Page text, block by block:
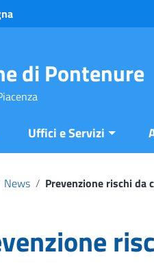
di Pontenure
Uffici e Servizi
News / Prevenzione rischi da